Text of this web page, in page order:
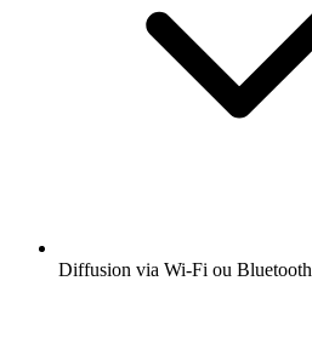
Diffusion via Wi-Fi ou Bluetooth